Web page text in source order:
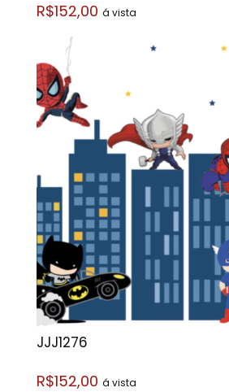
R$152,00 á vista
JJJ1276
R$152,00 á vista